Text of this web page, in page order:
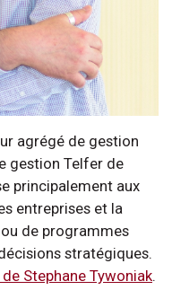
agrégé de gestion
gestion Telfer de
principalement aux
entreprises et la
de programmes
stratégiques.
Stephane Tywoniak.